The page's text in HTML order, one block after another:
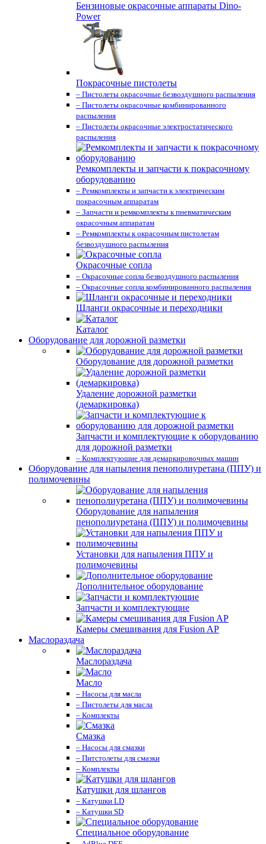
Бензиновые окрасочные аппараты Dino-
Power
Покрасочные пистолеты
– Пистолеты окрасочные безвоздушного распыления
– Пистолеты окрасочные комбинированного
распыления
– Пистолеты окрасочные электростатического
распыления
Ремкомплекты и запчасти к покрасочному
оборудованию
– Ремкомплекты и запчасти к электрическим
покрасочным аппаратам
– Запчасти и ремкомплекты к пневматическим
окрасочным аппаратам
– Ремкомплекты к окрасочным пистолетам
безвоздушного распыления
Окрасочные сопла
– Окрасочные сопла безвоздушного распыления
– Окрасочные сопла комбинированного распыления
Шланги окрасочные и переходники
Каталог
Оборудование для дорожной разметки
Оборудование для дорожной разметки
Удаление дорожной разметки
(демаркировка)
Запчасти и комплектующие к оборудованию
для дорожной разметки
– Комплектующие для демаркировочных машин
Оборудование для напыления пенополиуретана (ППУ) и
полимочевины
Оборудование для напыления
пенополиуретана (ППУ) и полимочевины
Установки для напыления ППУ и
полимочевины
Дополнительное оборудование
Запчасти и комплектующие
Камеры смешивания для Fusion AP
Маслораздача
Маслораздача
Масло
– Насосы для масла
– Пистолеты для масла
– Комплекты
Смазка
– Насосы для смазки
– Питстолеты для смазки
– Комплекты
Катушки для шлангов
– Катушки LD
– Катушки SD
Специальное оборудование